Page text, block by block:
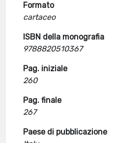
Formato
cartaceo
ISBN della monografia
9788820510367
Pag. iniziale
260
Pag. finale
267
Paese di pubblicazione